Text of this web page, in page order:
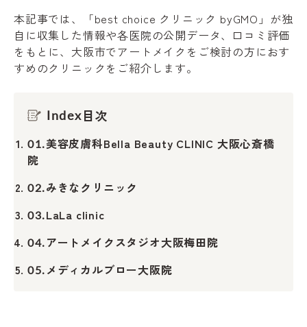
本記事では、「best choice クリニック byGMO」が独
自に収集した情報や各医院の公開データ、口コミ評価
をもとに、大阪市でアートメイクをご検討の方におす
すめのクリニックをご紹介します。
Index目次
01.美容皮膚科Bella Beauty CLINIC 大阪心斎橋
院
02.みきなクリニック
03.LaLa clinic
04.アートメイクスタジオ大阪梅田院
05.メディカルブロー大阪院